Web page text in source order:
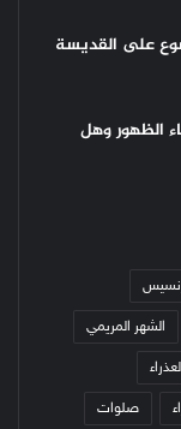
على القديسة
الظهور وهل
الشهر المريمي
صلوات